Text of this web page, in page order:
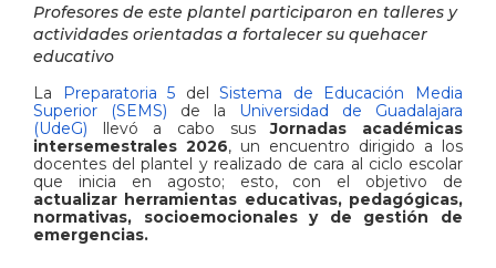
Profesores de este plantel participaron en talleres y
actividades orientadas a fortalecer su quehacer
educativo
La
Preparatoria 5 delSistema de Educación Media
Superior (SEMS) de la
Universidad de Guadalajara
(UdeG) llevó a cabo susJornadas académicas
intersemestrales 2026, un encuentro dirigido a los
docentes del plantel y realizado de cara al ciclo escolar
que inicia en agosto; esto, con el objetivo de
actualizar herramientas educativas, pedagógicas,
normativas, socioemocionales y de gestión de
emergencias.